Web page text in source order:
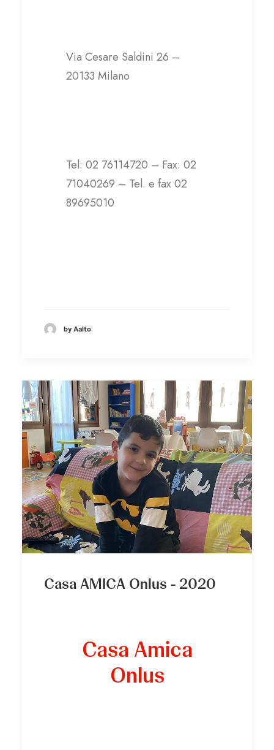
Via Cesare Saldini 26 –
20133 Milano
Tel: 02 76114720 – Fax: 02
71040269 – Tel. e fax 02
89695010
by Aalto
Casa AMICA Onlus - 2020
Casa Amica
Onlus